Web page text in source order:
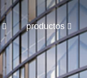
productos